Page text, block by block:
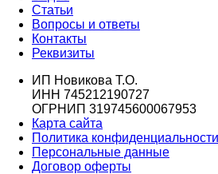
Статьи
Вопросы и ответы
Контакты
Реквизиты
ИП Новикова Т.О.
ИНН 745212190727
ОГРНИП 319745600067953
Карта сайта
Политика конфиденциальности
Персональные данные
Договор оферты